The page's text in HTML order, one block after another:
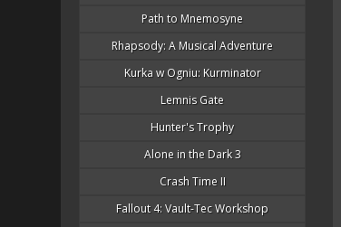
Path to Mnemosyne
Rhapsody: A Musical Adventure
Kurka w Ogniu: Kurminator
Lemnis Gate
Hunter's Trophy
Alone in the Dark 3
Crash Time II
Fallout 4: Vault-Tec Workshop